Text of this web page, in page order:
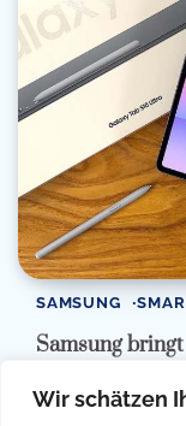
Wir schätzen
SAMSUNG
Samsung
Ultra: Ab 399